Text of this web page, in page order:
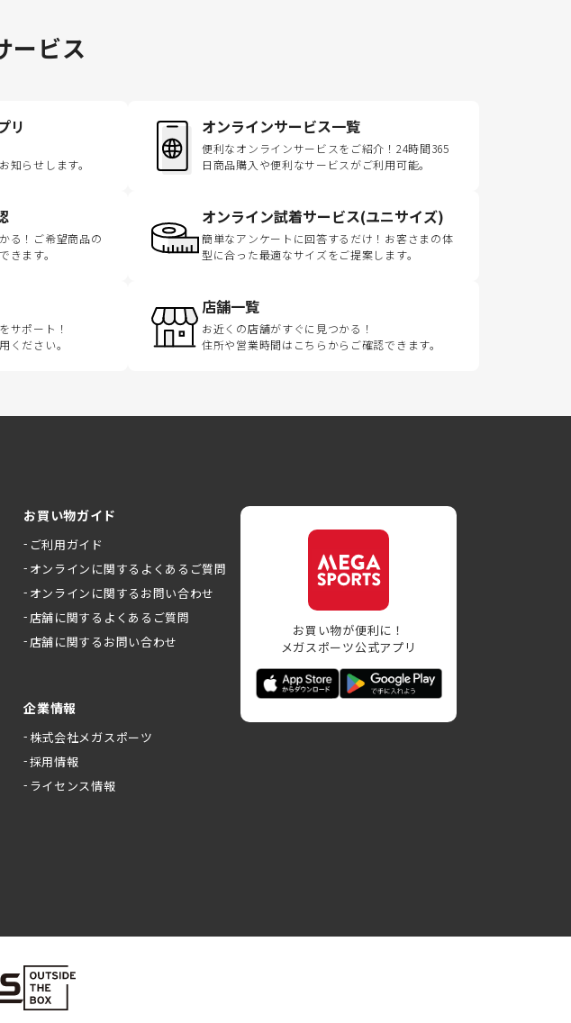
ービス
リ
知らせします。
オンラインサービス一覧
便利なオンラインサービスをご紹介！24時間365
日商品購入や便利なサービスがご利用可能。
る！ご希望商品の
きます。
オンライン試着サービス(ユニサイズ)
簡単なアンケートに回答するだけ！お客さまの体
型に合った最適なサイズをご提案します。
サポート！
ください。
店舗一覧
お近くの店舗がすぐに見つかる！
住所や営業時間はこちらからご確認できます。
お買い物ガイド
ご利用ガイド
オンラインに関するよくあるご質問
オンラインに関するお問い合わせ
店舗に関するよくあるご質問
店舗に関するお問い合わせ
企業情報
株式会社メガスポーツ
採用情報
ライセンス情報
お買い物が便利に！
メガスポーツ公式アプリ